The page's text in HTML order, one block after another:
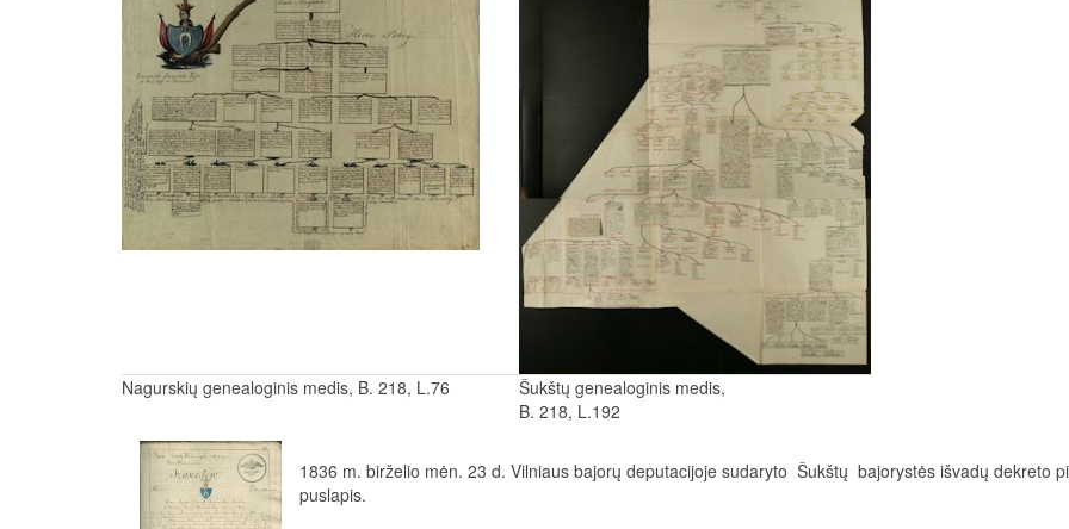
Nagurskių genealoginis medis, B. 218, L.76
Šukštų genealoginis medis,
B. 218, L.192
1836 m. birželio mėn. 23 d. Vilniaus bajorų deputacijoje sudaryto Šukštų bajorystės išvadų dekreto
puslapis.